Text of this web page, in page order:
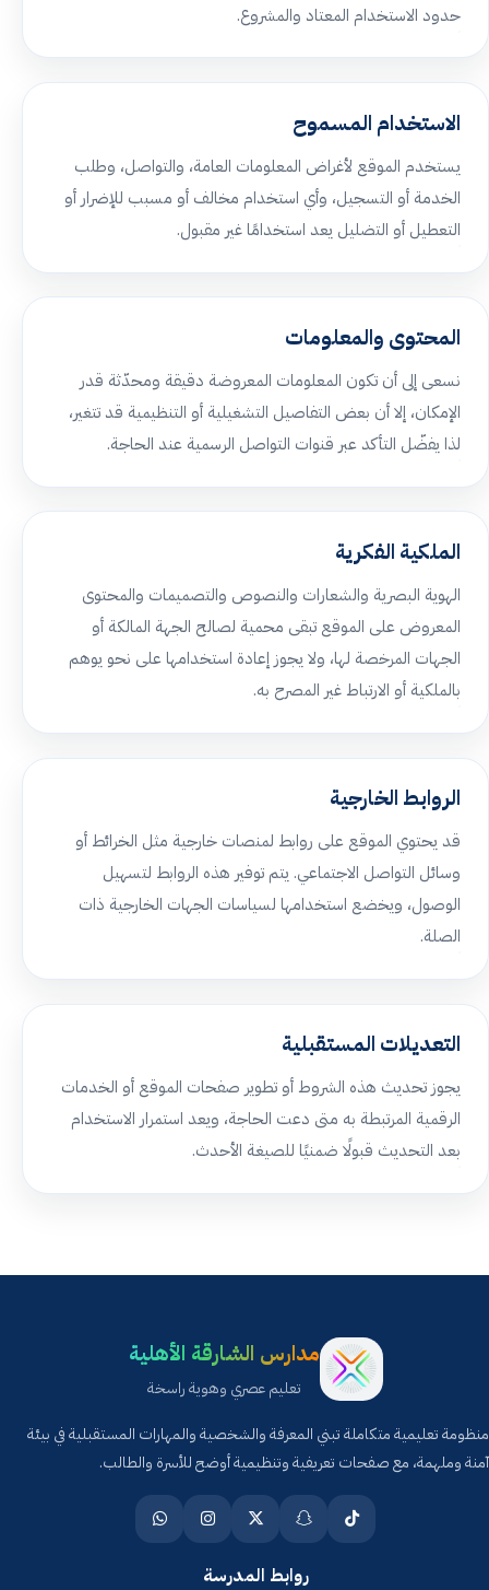
حدود الاستخدام المعتاد والمشروع.
الاستخدام المسموح
يستخدم الموقع لأغراض المعلومات العامة، والتواصل، وطلب
الخدمة أو التسجيل، وأي استخدام مخالف أو مسبب للإضرار أو
التعطيل أو التضليل يعد استخدامًا غير مقبول.
المحتوى والمعلومات
نسعى إلى أن تكون المعلومات المعروضة دقيقة ومحدّثة قدر
الإمكان، إلا أن بعض التفاصيل التشغيلية أو التنظيمية قد تتغير،
لذا يفضّل التأكد عبر قنوات التواصل الرسمية عند الحاجة.
الملكية الفكرية
الهوية البصرية والشعارات والنصوص والتصميمات والمحتوى
المعروض على الموقع تبقى محمية لصالح الجهة المالكة أو
الجهات المرخصة لها، ولا يجوز إعادة استخدامها على نحو يوهم
بالملكية أو الارتباط غير المصرح به.
الروابط الخارجية
قد يحتوي الموقع على روابط لمنصات خارجية مثل الخرائط أو
وسائل التواصل الاجتماعي. يتم توفير هذه الروابط لتسهيل
الوصول، ويخضع استخدامها لسياسات الجهات الخارجية ذات
الصلة.
التعديلات المستقبلية
يجوز تحديث هذه الشروط أو تطوير صفحات الموقع أو الخدمات
الرقمية المرتبطة به متى دعت الحاجة، ويعد استمرار الاستخدام
بعد التحديث قبولًا ضمنيًا للصيغة الأحدث.
مدارس الشارقة الأهلية
تعليم عصري وهوية راسخة
منظومة تعليمية متكاملة تبني المعرفة والشخصية والمهارات المستقبلية في بيئة
آمنة وملهمة، مع صفحات تعريفية وتنظيمية أوضح للأسرة والطالب.
روابط المدرسة